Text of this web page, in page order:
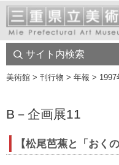
サイト内検索
美術館 > 刊行物 > 年報 >
B－企画展11
【松尾芭蕉と「おく